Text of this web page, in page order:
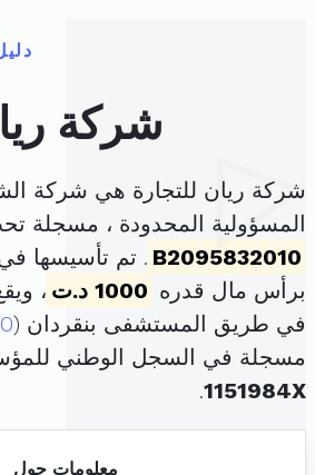
شركة
شركة ريان للتجارة هي شركة
المسؤولية المحدودة ، مسجلة
B2095832010
برأس مال قدره 1000 د.ت
،
في طريق المستشفى بنقردان (
مسجلة في السجل الوطني
1151984X
.
معلومات حول